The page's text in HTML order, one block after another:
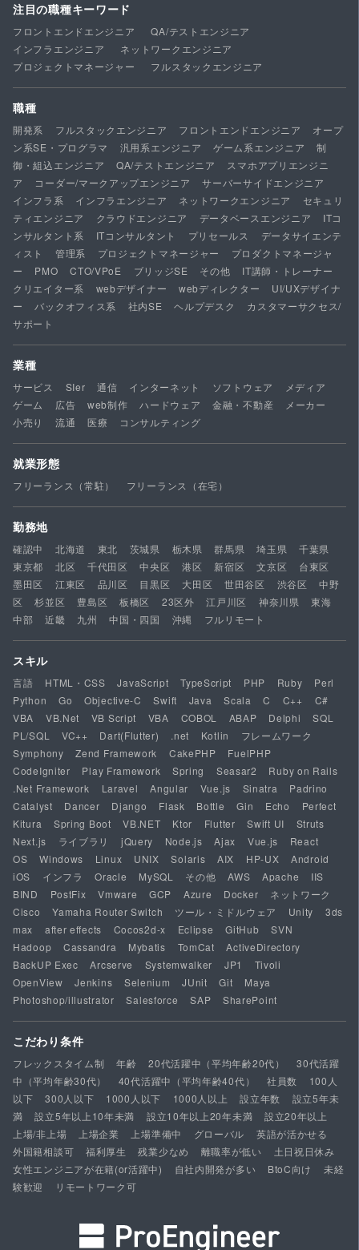
注目の職種キーワード
フロントエンドエンジニア
QA/テストエンジニア
インフラエンジニア
ネットワークエンジニア
プロジェクトマネージャー
フルスタックエンジニア
職種
開発系 フルスタックエンジニア フロントエンドエンジニア
オープ
ン系SE・プログラマ
汎用系エンジニア ゲーム系エンジニア
制
御・組込エンジニア
QA/テストエンジニア
スマホアプリエンジニ
ア
コーダー/マークアップエンジニア
サーバーサイドエンジニア
インフラ系
インフラエンジニア ネットワークエンジニア
セキュリ
ティエンジニア
クラウドエンジニア データベースエンジニア
ITコ
ンサルタント系
ITコンサルタント プリセールス
データサイエンテ
ィスト
管理系 プロジェクトマネージャー
プロダクトマネージャ
ー
PMO CTO/VPoE ブリッジSE その他
IT講師・トレーナー
クリエイター系
webデザイナー webディレクター
UI/UXデザイナ
ー
バックオフィス系 社内SE ヘルプデスク
カスタマーサクセス/
サポート
業種
サービス SIer 通信 インターネット ソフトウェア
メディア
ゲーム
広告 web制作 ハードウェア 金融・不動産
メーカー
小売り
流通 医療 コンサルティング
就業形態
フリーランス（常駐） フリーランス（在宅）
勤務地
確認中 北海道 東北 茨城県 栃木県 群馬県 埼玉県
千葉県
東京都
北区 千代田区 中央区 港区 新宿区 文京区
台東区
墨田区
江東区 品川区 目黒区 大田区 世田谷区 渋谷区
中野
区
杉並区 豊島区 板橋区 23区外 江戸川区 神奈川県
東海
中部
近畿 九州 中国・四国 沖縄 フルリモート
スキル
言語 HTML・CSS JavaScript TypeScript PHP Ruby
Perl
Python
Go Objective-C Swift Java Scala C C++
C#
VBA
VB.Net VB Script VBA COBOL ABAP Delphi
SQL
PL/SQL
VC++ Dart(Flutter) .net Kotlin
フレームワーク
Symphony
Zend Framework CakePHP
FuelPHP
CodeIgniter
Play Framework Spring Seasar2
Ruby on Rails
.Net Framework
Laravel Angular Vue.js Sinatra
Padrino
Catalyst
Dancer Django Flask Bottle Gin Echo
Perfect
Kitura
Spring Boot VB.NET Ktor Flutter Swift UI
Struts
Next.js
ライブラリ jQuery Node.js Ajax Vue.js
React
OS
Windows Linux UNIX Solaris AIX HP-UX
Android
iOS
インフラ Oracle MySQL その他 AWS Apache
IIS
BIND
PostFix Vmware GCP Azure Docker
ネットワーク
Cisco
Yamaha Router Switch ツール・ミドルウェア Unity
3ds
max
after effects Cocos2d-x Eclipse GitHub
SVN
Hadoop
Cassandra Mybatis TomCat
ActiveDirectory
BackUP Exec
Arcserve Systemwalker JP1
Tivoli
OpenView
Jenkins Selenium JUnit Git
Maya
Photoshop/illustrator
Salesforce SAP SharePoint
こだわり条件
フレックスタイム制 年齢 20代活躍中（平均年齢20代）
30代活躍
中（平均年齢30代）
40代活躍中（平均年齢40代） 社員数
100人
以下
300人以下 1000人以下 1000人以上 設立年数
設立5年未
満
設立5年以上10年未満 設立10年以上20年未満
設立20年以上
上場/非上場
上場企業 上場準備中 グローバル
英語が活かせる
外国籍相談可
福利厚生 残業少なめ 離職率が低い
土日祝日休み
女性エンジニアが在籍(or活躍中)
自社内開発が多い BtoC向け
未経
験歓迎
リモートワーク可